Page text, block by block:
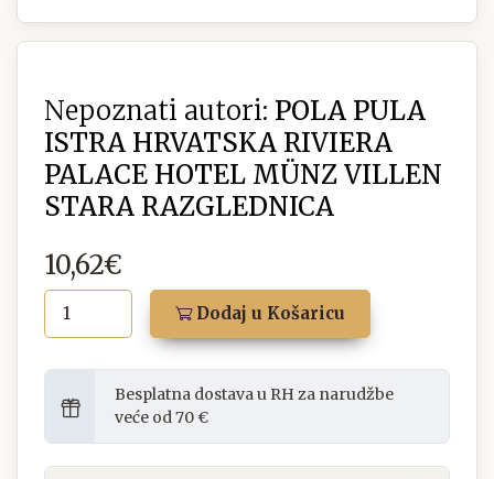
Nepoznati autori: POLA PULA
ISTRA HRVATSKA RIVIERA
PALACE HOTEL MÜNZ VILLEN
STARA RAZGLEDNICA
10,62€
Dodaj u Košaricu
Besplatna dostava u RH za narudžbe
veće od 70 €